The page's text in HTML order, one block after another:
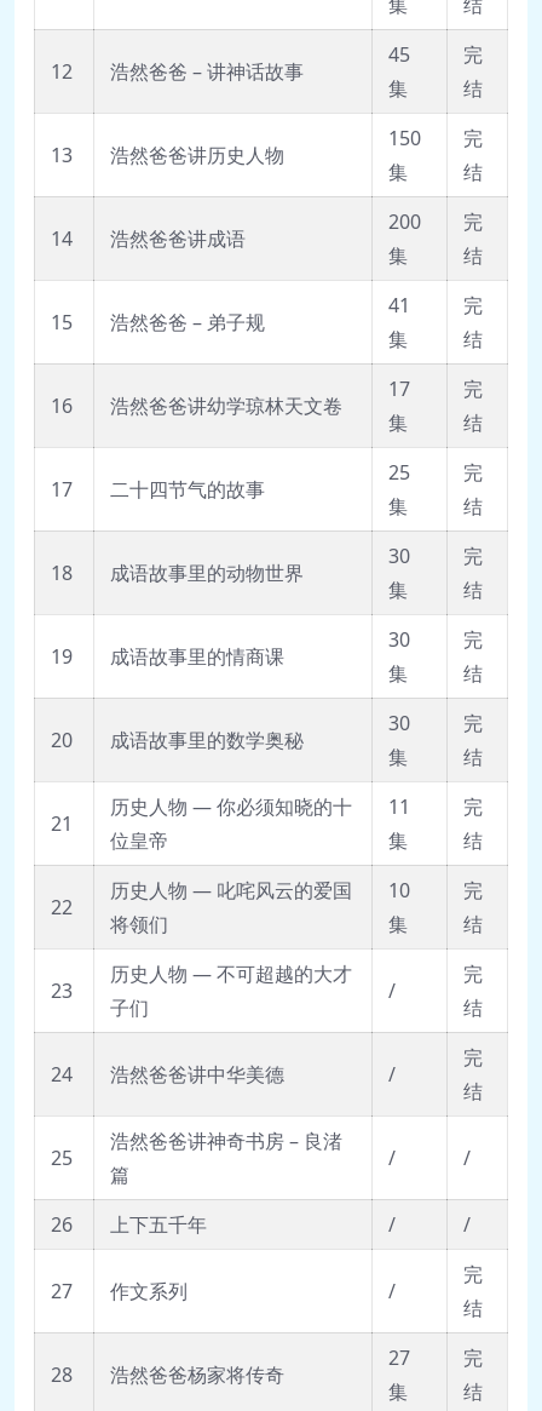
12 浩然爸爸 – 讲神话故事
45
集
完
结
13 浩然爸爸讲历史人物
150
集
完
结
14 浩然爸爸讲成语
200
集
完
结
15 浩然爸爸 – 弟子规
41
集
完
结
16 浩然爸爸讲幼学琼林天文卷
17
集
完
结
17 二十四节气的故事
25
集
完
结
18 成语故事里的动物世界
30
集
完
结
19 成语故事里的情商课
30
集
完
结
20 成语故事里的数学奥秘
30
集
完
结
21
历史人物 — 你必须知晓的十
位皇帝
11
集
完
结
22
历史人物 — 叱咤风云的爱国
将领们
10
集
完
结
23
历史人物 — 不可超越的大才
子们
/
完
结
24 浩然爸爸讲中华美德 /
完
结
25
浩然爸爸讲神奇书房 – 良渚
篇
/ /
26 上下五千年 / /
27 作文系列 /
完
结
28 浩然爸爸杨家将传奇
27
集
完
结